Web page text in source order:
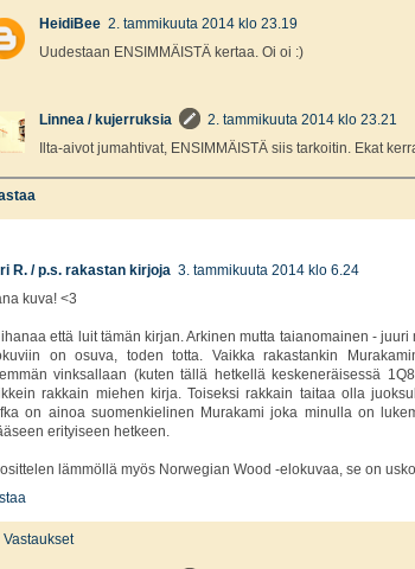
HeidiBee 2. tammikuuta 2014 klo 23.19
Uudestaan ENSIMMÄISTÄ kertaa. Oi oi :)
Linnea / kujerruksia
2. tammikuuta 2014 klo 23.21
Ilta-aivot jumahtivat, ENSIMMÄISTÄ siis tarkoitin. Ekat
R. / p.s. rakastan kirjoja 3. tammikuuta 2014 klo 6.24
kuva! <3
että luit tämän kirjan. Arkinen mutta taianomainen -
on osuva, toden totta. Vaikka rakastankin
vinksallaan (kuten tällä hetkellä keskeneräisessä
rakkain miehen kirja. Toiseksi rakkain taitaa olla
on ainoa suomenkielinen Murakami joka minulla on
erityiseen hetkeen.
lämmöllä myös Norwegian Wood -elokuvaa, se on
Vastaukset